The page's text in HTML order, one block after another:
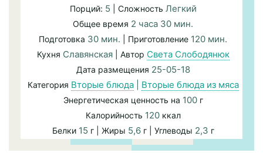
Порций: 5 | Сложность Легкий
Общее время 2 часа 30 мин.
Подготовка 30 мин. | Приготовление 120 мин.
Кухня Славянская| Автор Света Слободянюк
Дата размещения 25-05-18
Категория Вторые блюда| Вторые блюда из мяса
Энергетическая ценность на 100г
Калорийность 120ккал
Белки 15 г | Жиры 5,6г | Углеводы 2,3 г